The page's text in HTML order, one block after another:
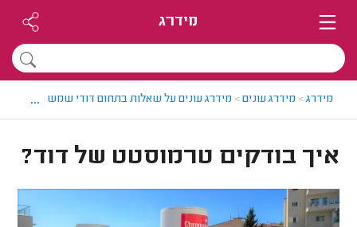
מידרג
מידרג> מידרג עונים> מידרג עונים על שאלות בתחום דודי שמש וחשמל
...
איך בודקים טרמוסטט של דוד?